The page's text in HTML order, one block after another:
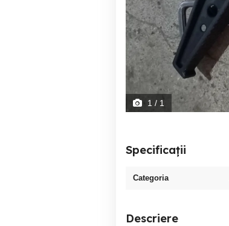
1 / 1
Specificații
Categoria
Descriere